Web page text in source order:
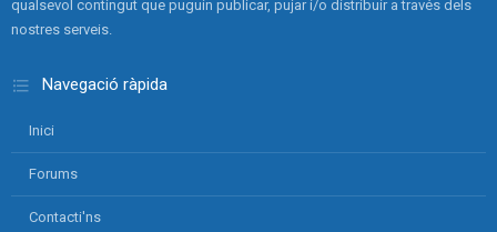
qualsevol contingut que puguin publicar, pujar i/o distribuir a través dels
nostres serveis.
Navegació ràpida
Inici
Forums
Contacti'ns